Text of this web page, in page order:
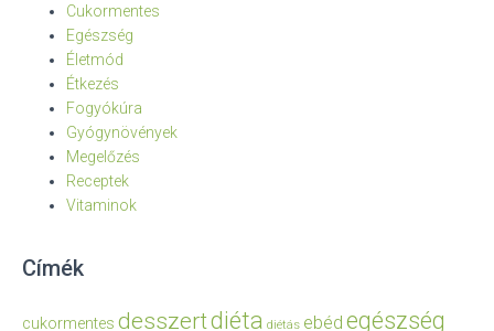
Cukormentes
Egészség
Életmód
Étkezés
Fogyókúra
Gyógynövények
Megelőzés
Receptek
Vitaminok
Címék
cukormentes desszertdiéta diétás ebéd egészség